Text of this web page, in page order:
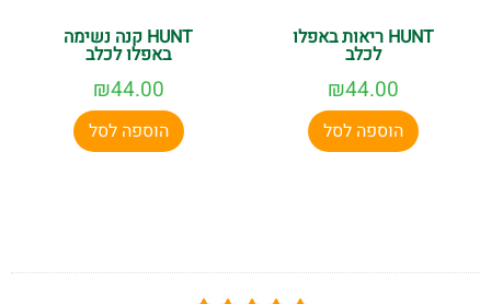
HUNT ריאות באפלו
לכלב
₪44.00
הוספה לסל
HUNT קנה נשימה
באפלו לכלב
₪44.00
הוספה לסל